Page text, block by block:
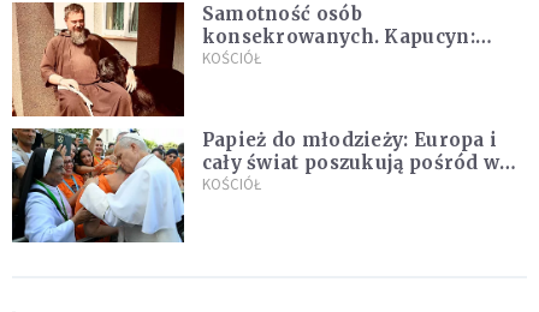
Samotność osób
konsekrowanych. Kapucyn:
Życie w pojedynkę rzadko jest
KOŚCIÓŁ
Papież do młodzieży: Europa i
cały świat poszukują pośród was
nowych świętych
KOŚCIÓŁ